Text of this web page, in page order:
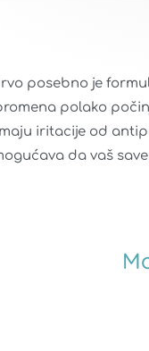
posebno je
polako
iritacije od
da vaš